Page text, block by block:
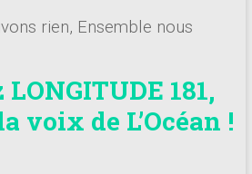
rien, Ensemble nous
181,
voix de L’Océan !